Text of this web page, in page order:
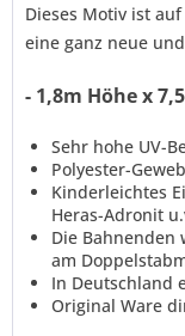
verstanden und
Mit *
Senden
Dieses Motiv ist
eine ganz neue
- 1,8m Höhe x
Sehr hohe UV-
Polyester-
Kinderleichtes
Heras-Adronit
Die Bahnenden
am
In Deutschland
Original Ware